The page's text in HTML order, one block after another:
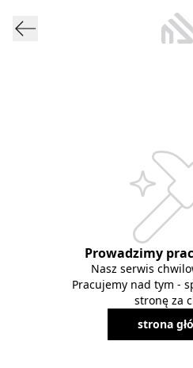
Prowadzimy
Nasz serwis
Pracujemy nad tym -
stronę za
strona